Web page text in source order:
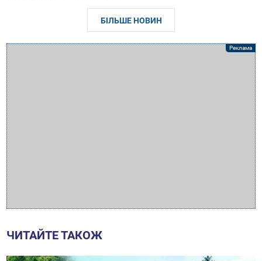
БІЛЬШЕ НОВИН
ЧИТАЙТЕ ТАКОЖ